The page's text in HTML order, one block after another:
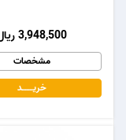
3,948,500 ریال
مشخصات
خریـــــــد